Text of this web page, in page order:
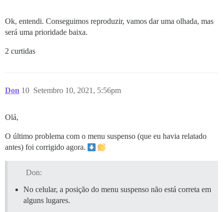
Ok, entendi. Conseguimos reproduzir, vamos dar uma olhada, mas
será uma prioridade baixa.
2 curtidas
Don Setembro 10, 2021, 5:56pm
10
Olá,
O último problema com o menu suspenso (que eu havia relatado
antes) foi corrigido agora.
Don:
No celular, a posição do menu suspenso não está correta em
alguns lugares.